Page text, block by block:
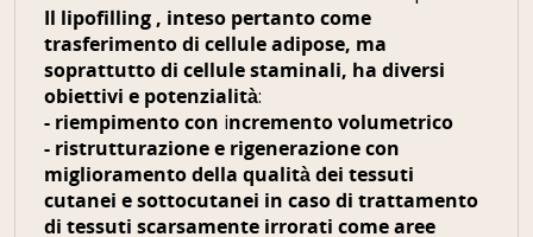
Il lipofilling , inteso pertanto come
trasferimento di cellule adipose, ma
soprattutto di cellule staminali, ha diversi
obiettivi e potenzialità:
- riempimento con incremento volumetrico
- ristrutturazione e rigenerazione con
miglioramento della qualità dei tessuti
cutanei e sottocutanei in caso di trattamento
di tessuti scarsamente irrorati come aree